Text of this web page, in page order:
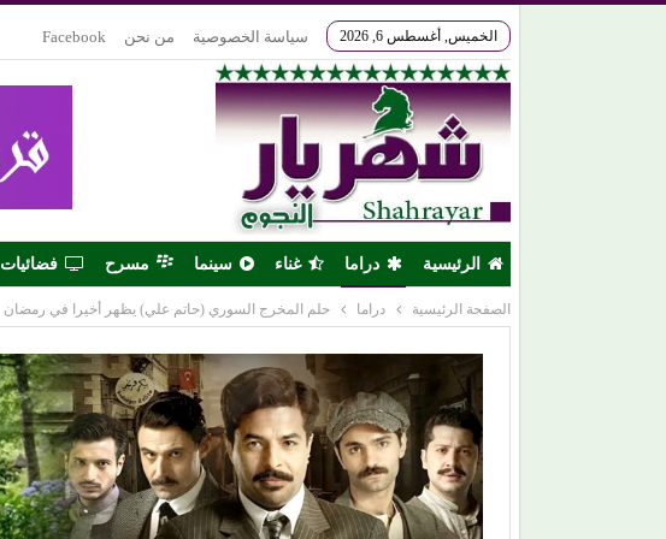
الخميس, أغسطس 6, 2026 سياسة الخصوصية من نحن Facebook
الرئيسية دراما غناء سينما مسرح فضائيات
الصفحة الرئيسية دراما حلم المخرج السوري (حاتم علي) يظهر أخيرا في رمضان